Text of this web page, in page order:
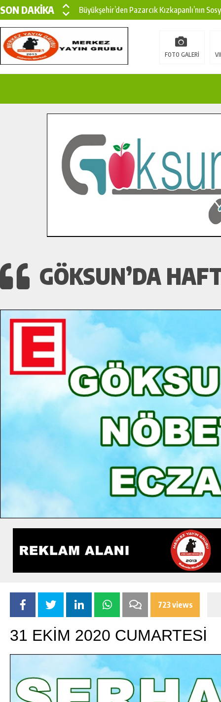
SON DAKİKA
Büyükşehir’den Pazarcık Kızkapanlı’nın
Büyükşehir’den Pazarcık Kırsalına Modern
Çin’den KSÜ’ye Uluslararası Başarı:
İlçe Jandarma Komutanı Karakaya’dan
Bertiz’in Yeni Köprüsünde Sona Doğru.
FOTO GALERİ
GÖKSUN’DA
723 views
31 EKİM 2020 CUMARTESİ